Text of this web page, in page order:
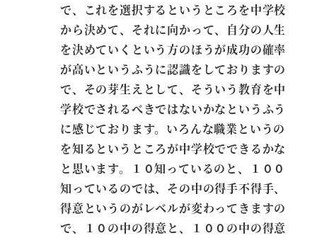
で、これを選択するというところを中学校
から決めて、それに向かって、自分の人生
を決めていくという方のほうが成功の確率
が高いというふうに認識をしておりますの
で、その芽生えとして、そういう教育を中
学校でされるべきではないかなというふう
に感じております。いろんな職業というの
を知るというところが中学校でできるかな
と思います。１０知っているのと、１００
知っているのでは、その中の得手不得手、
得意というのがレベルが変わってきますの
で、１０の中の得意と、１００の中の得意